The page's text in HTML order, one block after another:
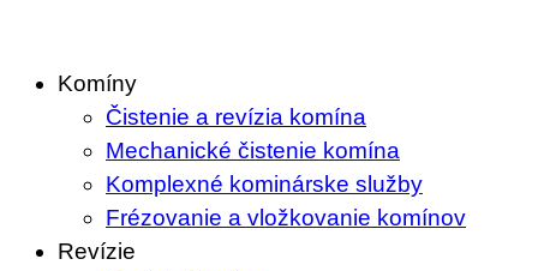
contentKomíny
Čistenie a revízia komína
Mechanické čistenie komína
Komplexné kominárske služby
Frézovanie a vložkovanie komínov
Revízie